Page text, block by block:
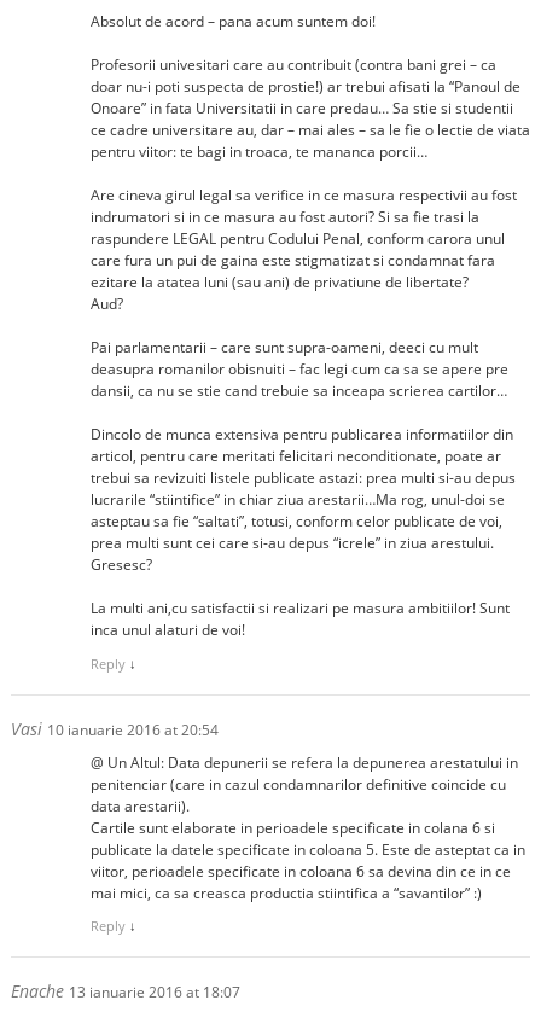
Absolut de acord – pana acum suntem doi!
Profesorii univesitari care au contribuit (contra bani grei – ca
doar nu-i poti suspecta de prostie!) ar trebui afisati la “Panoul de
Onoare” in fata Universitatii in care predau… Sa stie si studentii
ce cadre universitare au, dar – mai ales – sa le fie o lectie de viata
pentru viitor: te bagi in troaca, te mananca porcii…
Are cineva girul legal sa verifice in ce masura respectivii au fost
indrumatori si in ce masura au fost autori? Si sa fie trasi la
raspundere LEGAL pentru Codului Penal, conform carora unul
care fura un pui de gaina este stigmatizat si condamnat fara
ezitare la atatea luni (sau ani) de privatiune de libertate?
Aud?
Pai parlamentarii – care sunt supra-oameni, deeci cu mult
deasupra romanilor obisnuiti – fac legi cum ca sa se apere pre
dansii, ca nu se stie cand trebuie sa inceapa scrierea cartilor…
Dincolo de munca extensiva pentru publicarea informatiilor din
articol, pentru care meritati felicitari neconditionate, poate ar
trebui sa revizuiti listele publicate astazi: prea multi si-au depus
lucrarile “stiintifice” in chiar ziua arestarii…Ma rog, unul-doi se
asteptau sa fie “saltati”, totusi, conform celor publicate de voi,
prea multi sunt cei care si-au depus “icrele” in ziua arestului.
Gresesc?
La multi ani,cu satisfactii si realizari pe masura ambitiilor! Sunt
inca unul alaturi de voi!
Reply ↓
Vasi 10 ianuarie 2016 at 20:54
@ Un Altul: Data depunerii se refera la depunerea arestatului in
penitenciar (care in cazul condamnarilor definitive coincide cu
data arestarii).
Cartile sunt elaborate in perioadele specificate in colana 6 si
publicate la datele specificate in coloana 5. Este de asteptat ca in
viitor, perioadele specificate in coloana 6 sa devina din ce in ce
mai mici, ca sa creasca productia stiintifica a “savantilor” :)
Reply ↓
Enache 13 ianuarie 2016 at 18:07